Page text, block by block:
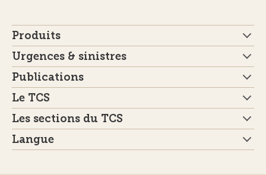
Produits
Urgences & sinistres
Publications
Le TCS
Les sections du TCS
Langue